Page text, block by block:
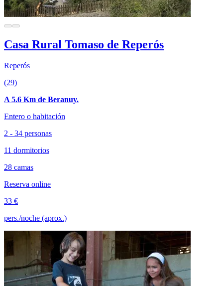
Casa Rural Tomaso de Reperós
Reperós
(29)
A 5.6 Km de Beranuy.
Entero o habitación
2 - 34 personas
11 dormitorios
28 camas
Reserva online
33 €
pers./noche (aprox.)